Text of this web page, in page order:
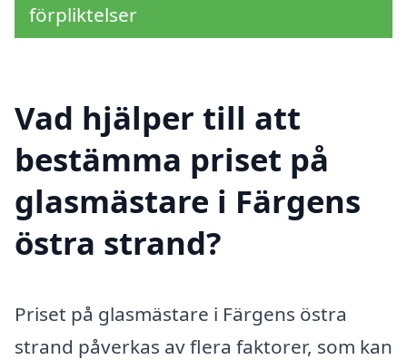
förpliktelser
Vad hjälper till att
bestämma priset på
glasmästare i Färgens
östra strand?
Priset på glasmästare i Färgens östra
strand påverkas av flera faktorer, som kan